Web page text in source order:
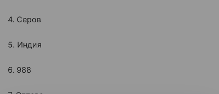
4. Серов
5. Индия
6. 988